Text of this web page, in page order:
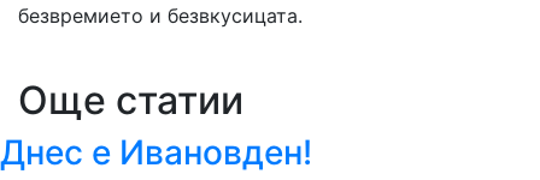
безвремието и безвкусицата.
Още статии
Днес е Ивановден!